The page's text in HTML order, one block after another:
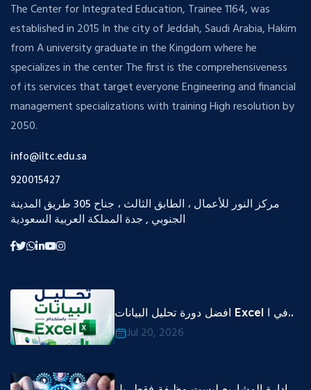
The Center for Integrated Education, Trainee 1164, was
established in 2015 In the city of Jeddah, Saudi Arabia, Hakim
from A university graduate in the Kingdom where he
specializes in the center The first is the comprehensiveness
of its services that target everyone Engineering and financial
management specializations with training High resolution by
2050.
info@iltc.edu.sa
920015427
مركز النور للأعمال ، الطابق الثالث ، جناح 305 طريق المدينة
الجنوبي , جدة المملكة العربية السعودية
افضل دورة تحليل البيانات Excel في ا..
Jul 20, 2026